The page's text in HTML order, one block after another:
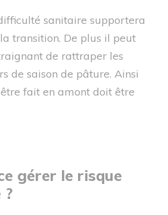
sanitaire supportera
transition. De plus il peut
de rattraper les
de saison de pâture. Ainsi
fait en amont doit être
gérer le risque